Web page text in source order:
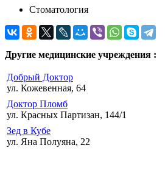
Стоматология
Другие медицинские учреждения :
Добрый Доктор
ул. Кожевенная, 64
Доктор Пломб
ул. Красных Партизан, 144/1
Зед в Кубе
ул. Яна Полуяна, 22